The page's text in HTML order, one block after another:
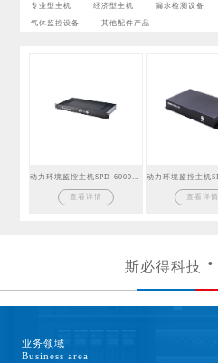
专业型主机 经济型主机 漏水检测设备
气体监控设备 其他配件产品
查看详情 查看详情
斯必得科技
业务领域
Business area